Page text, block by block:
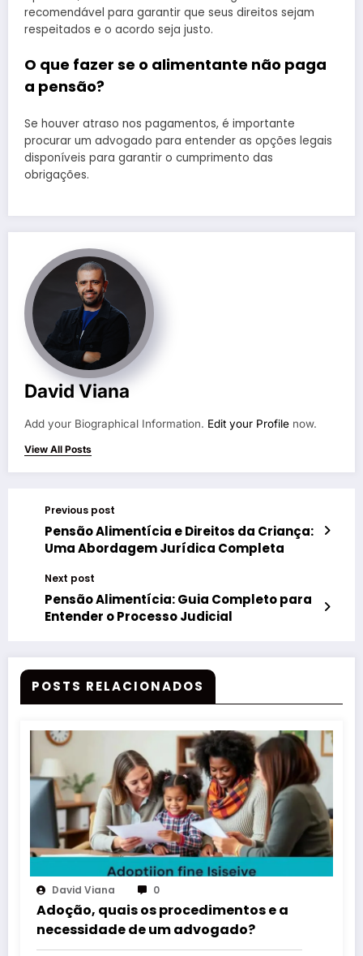
recomendável para garantir que seus direitos sejam
respeitados e o acordo seja justo.
O que fazer se o alimentante não paga
a pensão?
Se houver atraso nos pagamentos, é importante
procurar um advogado para entender as opções legais
disponíveis para garantir o cumprimento das
obrigações.
David Viana
Add your Biographical Information. Edit your Profile now.
View All Posts
Previous post
Pensão Alimentícia e Direitos da Criança:
Uma Abordagem Jurídica Completa
Next post
Pensão Alimentícia: Guia Completo para
Entender o Processo Judicial
POSTS RELACIONADOS
David Viana 0
Adoção, quais os procedimentos e a
necessidade de um advogado?